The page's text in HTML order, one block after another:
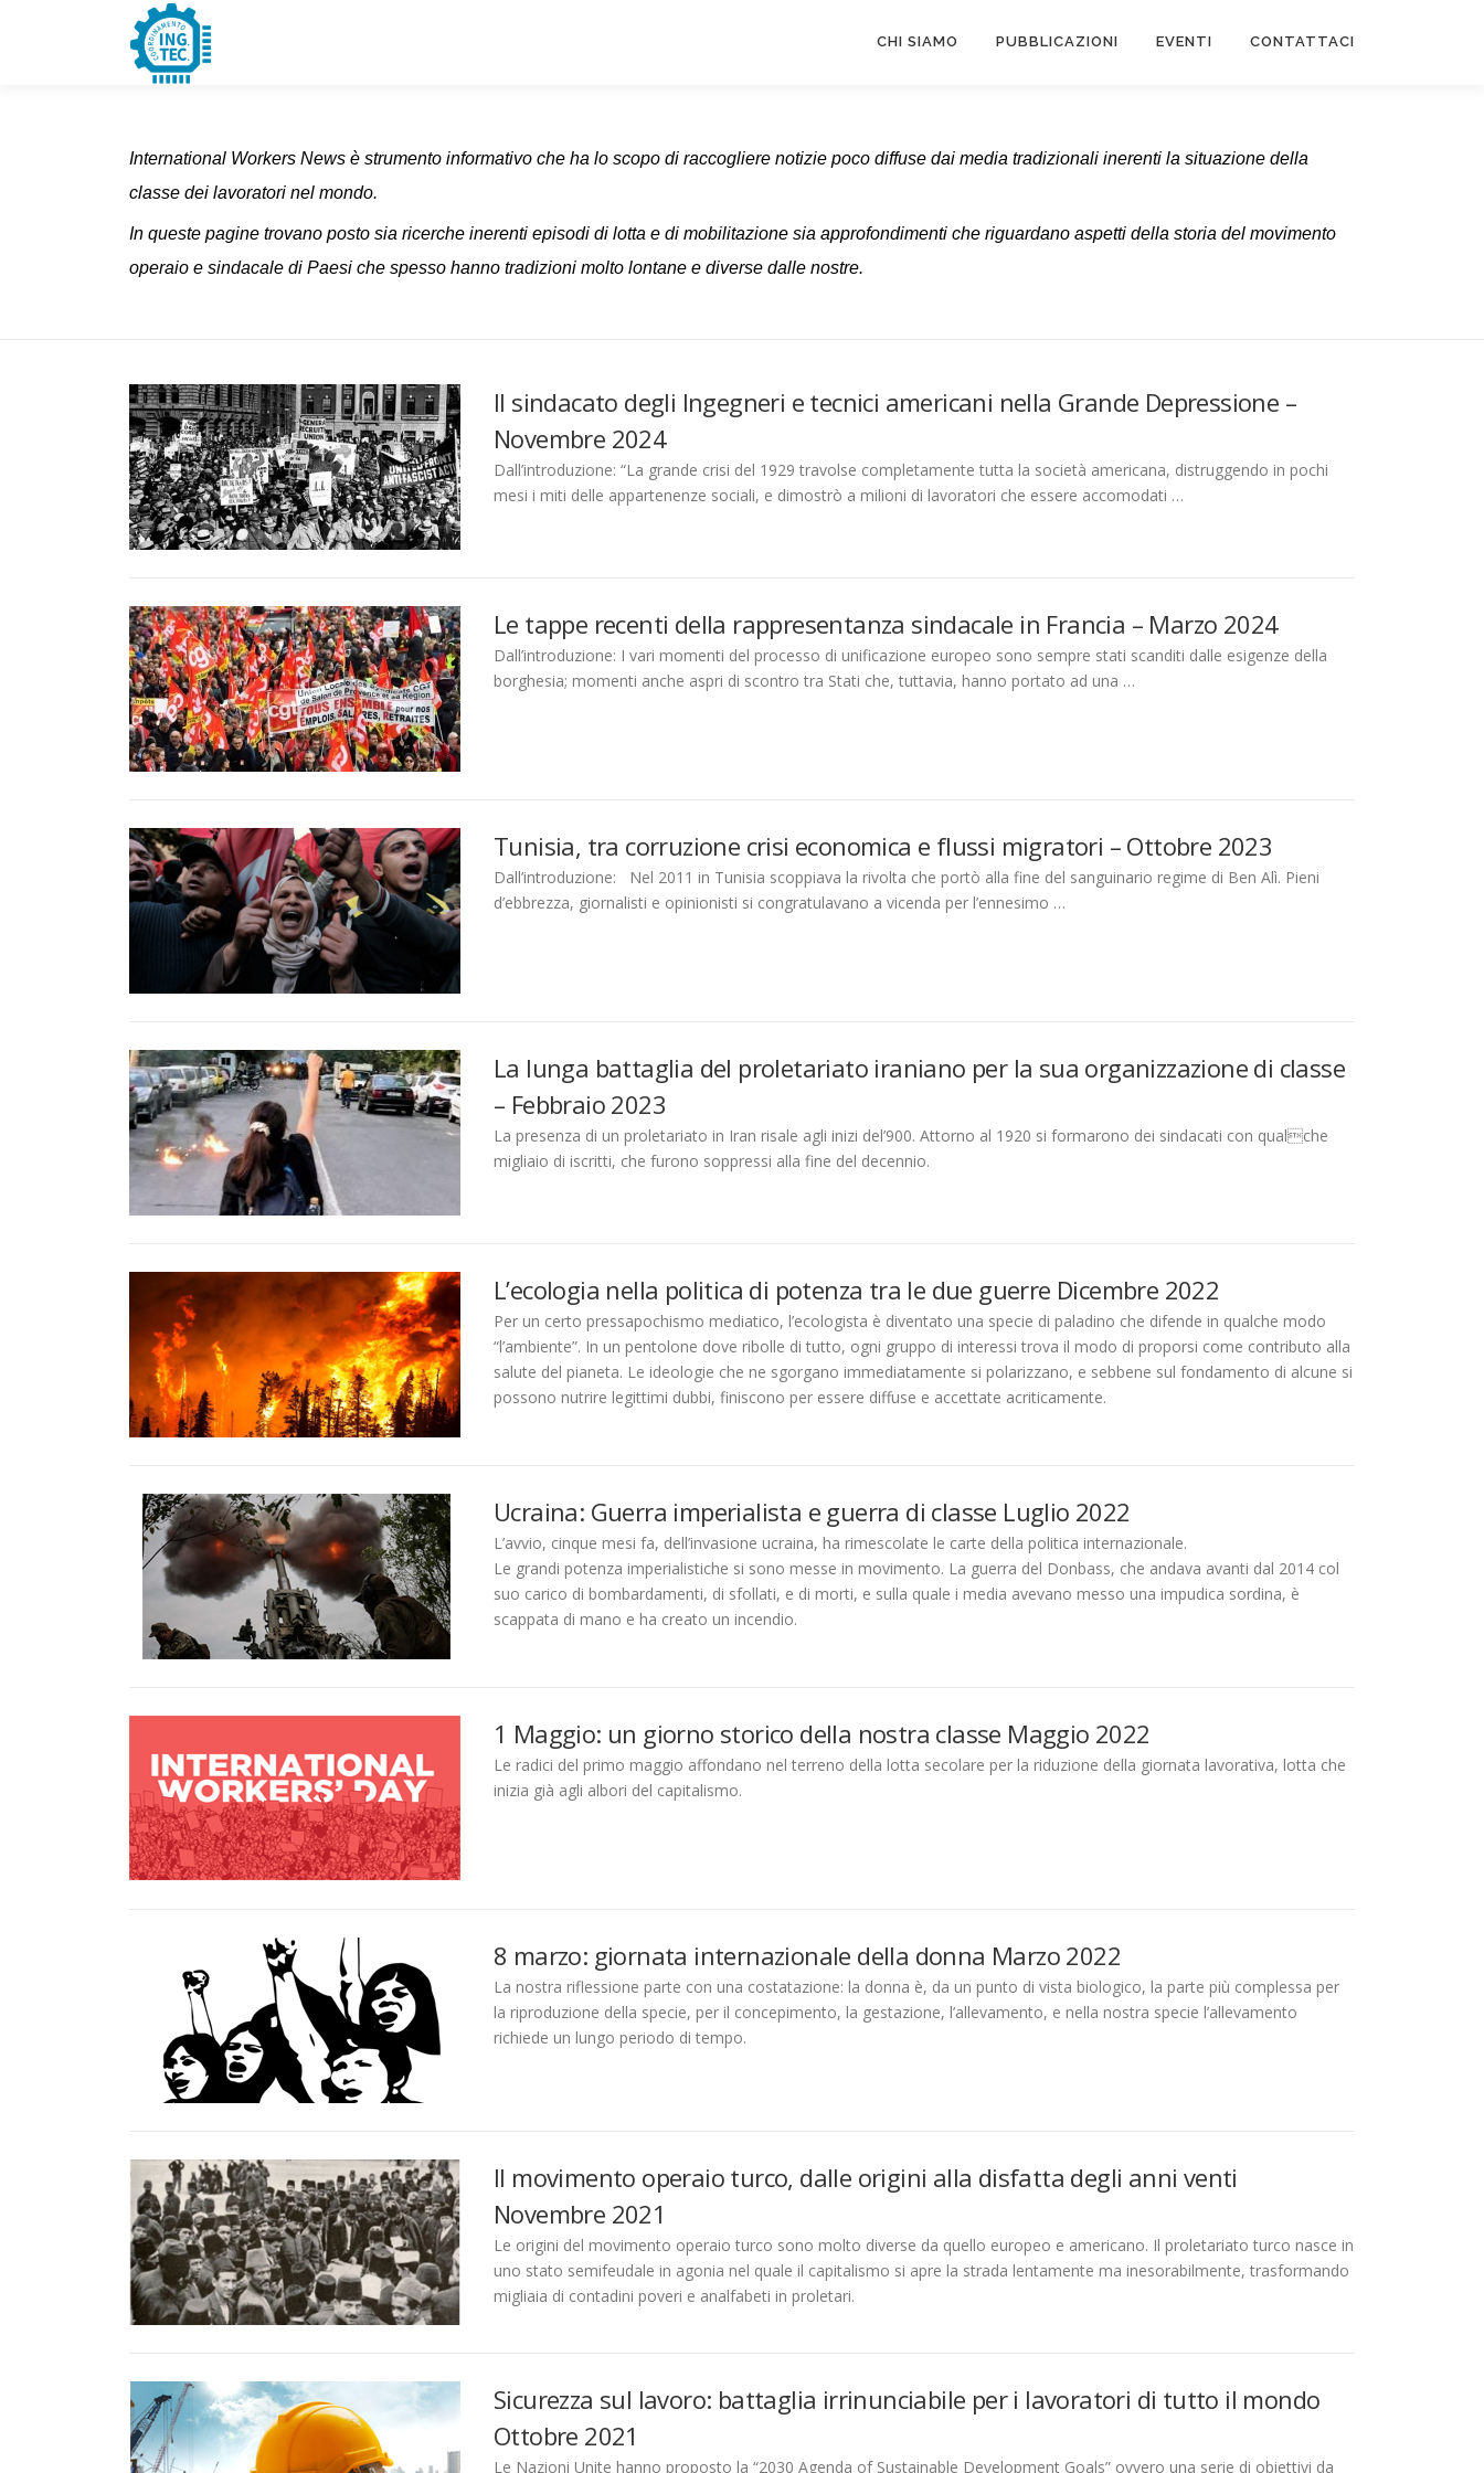
CHI SIAMO PUBBLICAZIONI EVENTI CONTATTACI
International Workers News è strumento informativo che ha lo scopo di raccogliere notizie poco diffuse dai media tradizionali inerenti la situazione della
classe dei lavoratori nel mondo.
In queste pagine trovano posto sia ricerche inerenti episodi di lotta e di mobilitazione sia approfondimenti che riguardano aspetti della storia del movimento
operaio e sindacale di Paesi che spesso hanno tradizioni molto lontane e diverse dalle nostre.
Il sindacato degli Ingegneri e tecnici americani nella Grande Depressione –
Novembre 2024
Dall’introduzione: “La grande crisi del 1929 travolse completamente tutta la società americana, distruggendo in pochi
mesi i miti delle appartenenze sociali, e dimostrò a milioni di lavoratori che essere accomodati …
Le tappe recenti della rappresentanza sindacale in Francia – Marzo 2024
Dall’introduzione: I vari momenti del processo di unificazione europeo sono sempre stati scanditi dalle esigenze della
borghesia; momenti anche aspri di scontro tra Stati che, tuttavia, hanno portato ad una …
Tunisia, tra corruzione crisi economica e flussi migratori – Ottobre 2023
Dall’introduzione: Nel 2011 in Tunisia scoppiava la rivolta che portò alla fine del sanguinario regime di Ben Alì. Pieni
d’ebbrezza, giornalisti e opinionisti si congratulavano a vicenda per l’ennesimo …
La lunga battaglia del proletariato iraniano per la sua organizzazione di classe
– Febbraio 2023
La presenza di un proletariato in Iran risale agli inizi del’900. Attorno al 1920 si formarono dei sindacati con qualche
migliaio di iscritti, che furono soppressi alla fine del decennio.
L’ecologia nella politica di potenza tra le due guerre Dicembre 2022
Per un certo pressapochismo mediatico, l’ecologista è diventato una specie di paladino che difende in qualche modo
“l’ambiente”. In un pentolone dove ribolle di tutto, ogni gruppo di interessi trova il modo di proporsi come contributo alla
salute del pianeta. Le ideologie che ne sgorgano immediatamente si polarizzano, e sebbene sul fondamento di alcune si
possono nutrire legittimi dubbi, finiscono per essere diffuse e accettate acriticamente.
Ucraina: Guerra imperialista e guerra di classe Luglio 2022
L’avvio, cinque mesi fa, dell’invasione ucraina, ha rimescolate le carte della politica internazionale.
Le grandi potenza imperialistiche si sono messe in movimento. La guerra del Donbass, che andava avanti dal 2014 col
suo carico di bombardamenti, di sfollati, e di morti, e sulla quale i media avevano messo una impudica sordina, è
scappata di mano e ha creato un incendio.
1 Maggio: un giorno storico della nostra classe Maggio 2022
Le radici del primo maggio affondano nel terreno della lotta secolare per la riduzione della giornata lavorativa, lotta che
inizia già agli albori del capitalismo.
8 marzo: giornata internazionale della donna Marzo 2022
La nostra riflessione parte con una costatazione: la donna è, da un punto di vista biologico, la parte più complessa per
la riproduzione della specie, per il concepimento, la gestazione, l’allevamento, e nella nostra specie l’allevamento
richiede un lungo periodo di tempo.
Il movimento operaio turco, dalle origini alla disfatta degli anni venti
Novembre 2021
Le origini del movimento operaio turco sono molto diverse da quello europeo e americano. Il proletariato turco nasce in
uno stato semifeudale in agonia nel quale il capitalismo si apre la strada lentamente ma inesorabilmente, trasformando
migliaia di contadini poveri e analfabeti in proletari.
Sicurezza sul lavoro: battaglia irrinunciabile per i lavoratori di tutto il mondo
Ottobre 2021
Le Nazioni Unite hanno proposto la “2030 Agenda of Sustainable Development Goals” ovvero una serie di obiettivi da